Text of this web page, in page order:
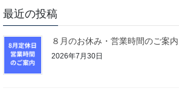
最近の投稿
８月のお休み・営業時間のご案内
2026年7月30日